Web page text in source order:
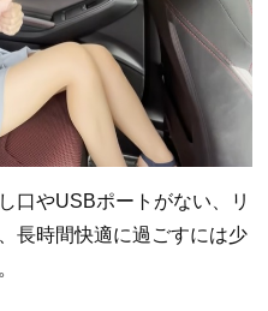
口やUSBポートがない、リ
長時間快適に過ごすには少